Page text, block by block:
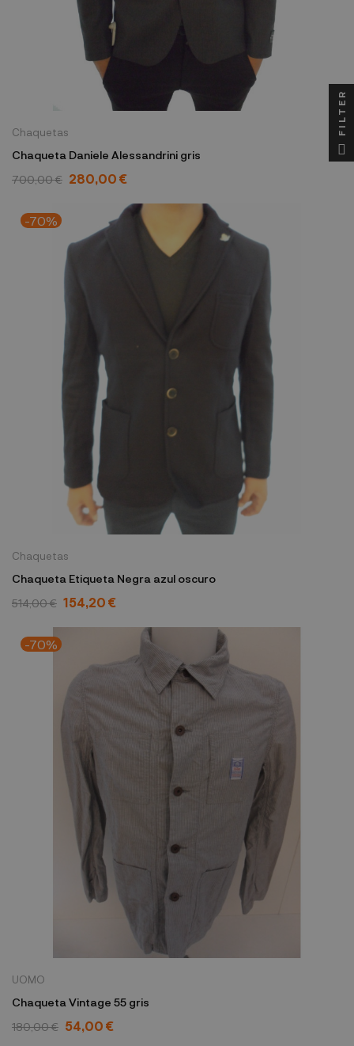
Chaquetas
Chaqueta Daniele Alessandrini gris
700,00 € 280,00 €
-70%
Chaquetas
Chaqueta Etiqueta Negra azul oscuro
514,00 € 154,20 €
-70%
UOMO
Chaqueta Vintage 55 gris
180,00 € 54,00 €
FILTER